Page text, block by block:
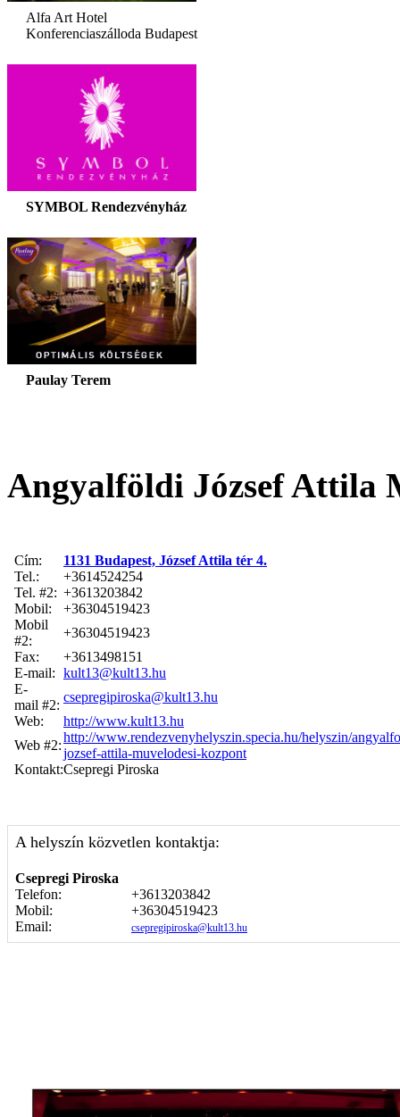
Alfa Art Hotel
Konferenciaszálloda Budapest
SYMBOL Rendezvényház
Paulay Terem
Angyalföldi József Attila
Cím:
1131 Budapest, József Attila tér 4.
Tel.:
+3614524254
Tel. #2: +3613203842
Mobil:
+36304519423
Mobil
#2:
+36304519423
Fax:
+3613498151
E-mail: kult13@kult13.hu
E-
mail #2:
csepregipiroska@kult13.hu
Web:
http://www.kult13.hu
Web #2:
http://www.rendezvenyhelyszin.specia.hu/helyszin/
jozsef-attila-muvelodesi-kozpont
Kontakt:Csepregi Piroska
A helyszín közvetlen kontaktja:
Csepregi Piroska
Telefon:
+3613203842
Mobil:
+36304519423
Email:
csepregipiroska@kult13.hu